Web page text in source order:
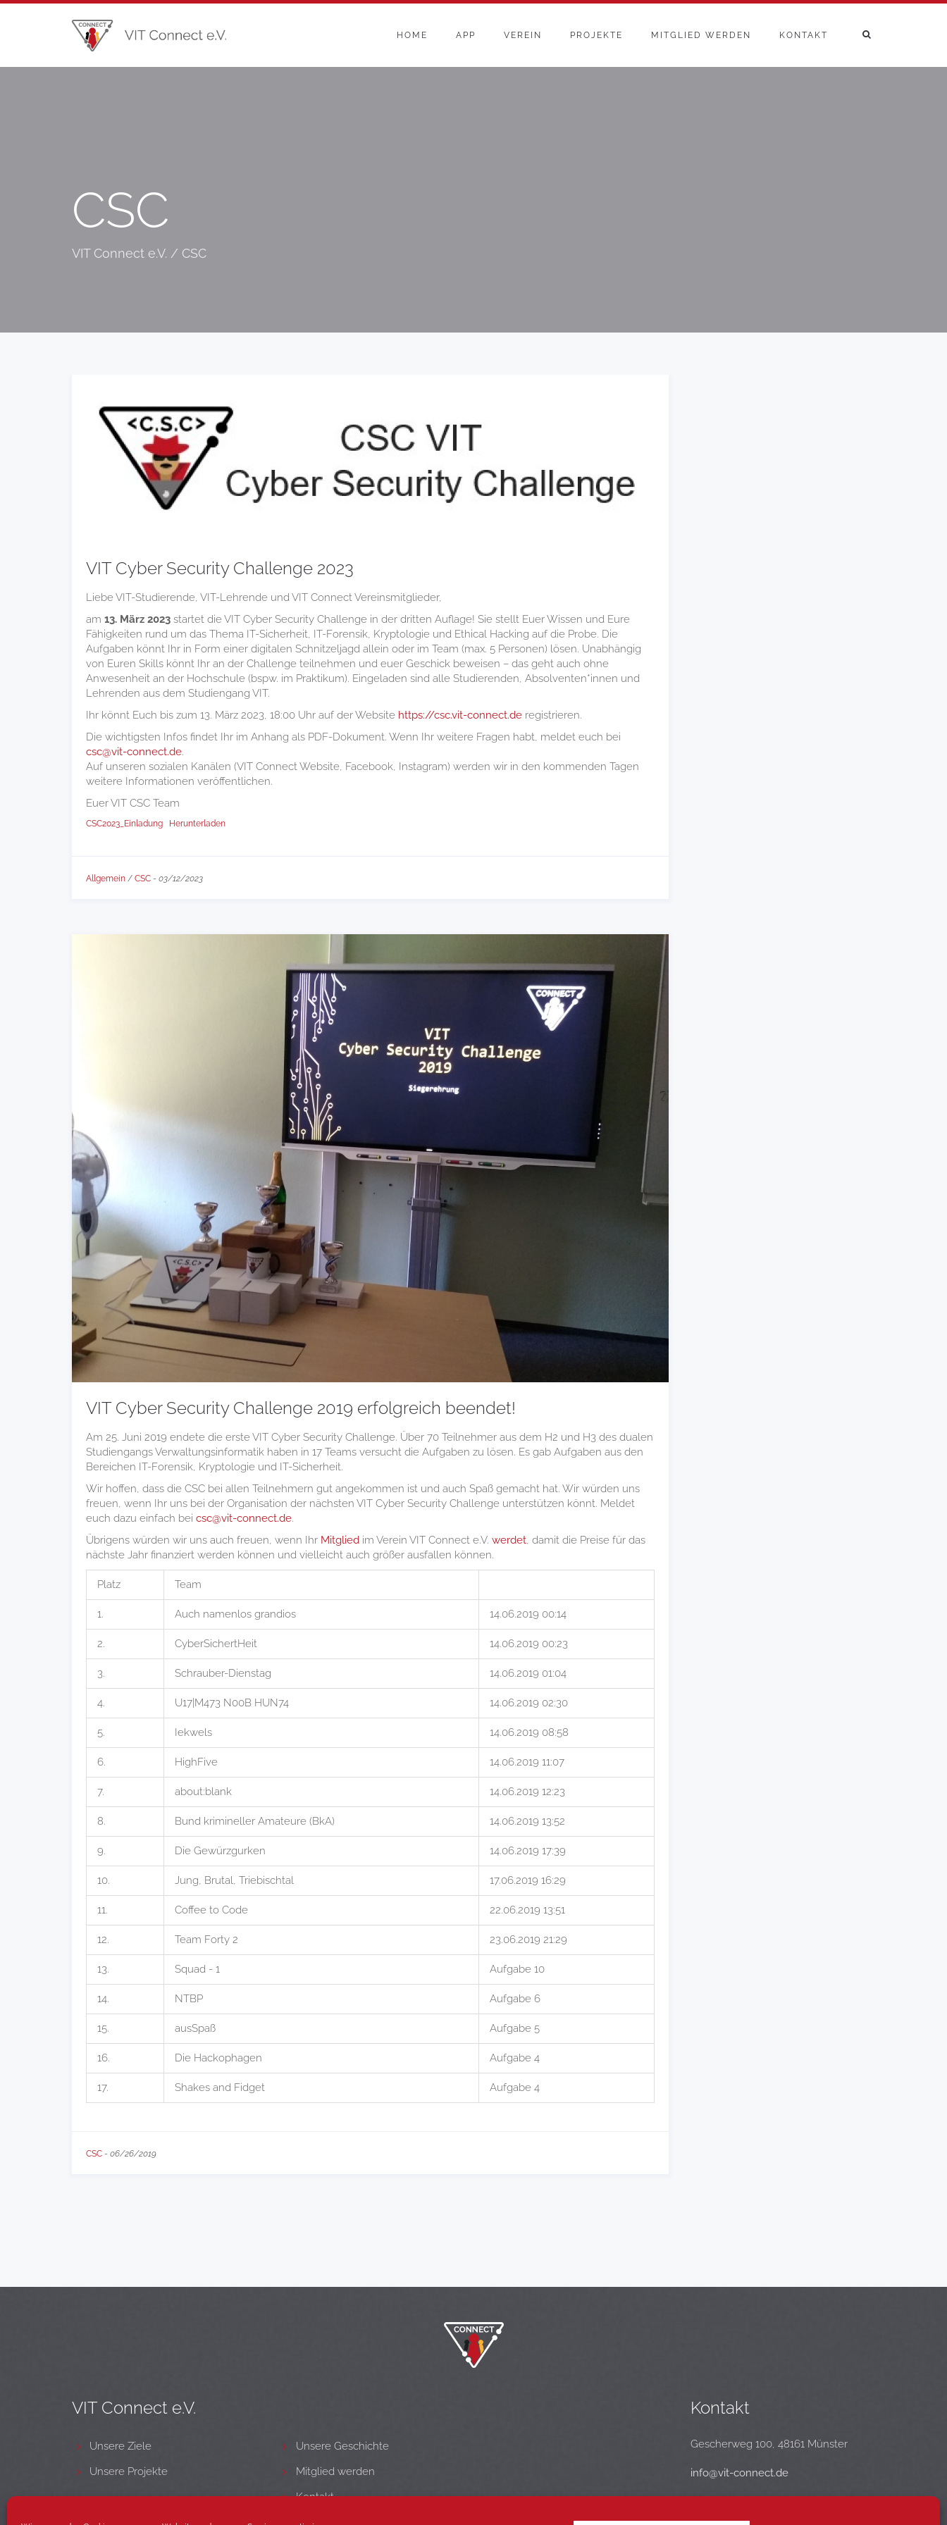
HOME APP VEREIN PROJEKTE MITGLIED WERDEN KONTAKT
CSC
VIT Connect e.V. / CSC
VIT Cyber Security Challenge 2023
Liebe VIT-Studierende, VIT-Lehrende und VIT Connect Vereinsmitglieder,
am 13. März 2023 startet die VIT Cyber Security Challenge in der dritten Auflage! Sie stellt Euer Wissen und Eure
Fähigkeiten rund um das Thema IT-Sicherheit, IT-Forensik, Kryptologie und Ethical Hacking auf die Probe. Die
Aufgaben könnt Ihr in Form einer digitalen Schnitzeljagd allein oder im Team (max. 5 Personen) lösen. Unabhängig
von Euren Skills könnt Ihr an der Challenge teilnehmen und euer Geschick beweisen – das geht auch ohne
Anwesenheit an der Hochschule (bspw. im Praktikum). Eingeladen sind alle Studierenden, Absolventen*innen und
Lehrenden aus dem Studiengang VIT.
Ihr könnt Euch bis zum 13. März 2023, 18:00 Uhr auf der Website https://csc.vit-connect.de registrieren.
Die wichtigsten Infos findet Ihr im Anhang als PDF-Dokument. Wenn Ihr weitere Fragen habt, meldet euch bei
csc@vit-connect.de.
Auf unseren sozialen Kanälen (VIT Connect Website, Facebook, Instagram) werden wir in den kommenden Tagen
weitere Informationen veröffentlichen.
Euer VIT CSC Team
CSC2023_Einladung Herunterladen
Allgemein / CSC - 03/12/2023
VIT Cyber Security Challenge 2019 erfolgreich beendet!
Am 25. Juni 2019 endete die erste VIT Cyber Security Challenge. Über 70 Teilnehmer aus dem H2 und H3 des dualen
Studiengangs Verwaltungsinformatik haben in 17 Teams versucht die Aufgaben zu lösen. Es gab Aufgaben aus den
Bereichen IT-Forensik, Kryptologie und IT-Sicherheit.
Wir hoffen, dass die CSC bei allen Teilnehmern gut angekommen ist und auch Spaß gemacht hat. Wir würden uns
freuen, wenn Ihr uns bei der Organisation der nächsten VIT Cyber Security Challenge unterstützen könnt. Meldet
euch dazu einfach bei csc@vit-connect.de.
Übrigens würden wir uns auch freuen, wenn Ihr Mitglied im Verein VIT Connect e.V. werdet , damit die Preise für das
nächste Jahr finanziert werden können und vielleicht auch größer ausfallen können.
Platz Team
1. Auch namenlos grandios 14.06.2019 00:14
2. CyberSichertHeit 14.06.2019 00:23
3. Schrauber-Dienstag 14.06.2019 01:04
4. U17|M473 N00B HUN74 14.06.2019 02:30
5. Iekwels 14.06.2019 08:58
6. HighFive 14.06.2019 11:07
7. about:blank 14.06.2019 12:23
8. Bund krimineller Amateure (BkA) 14.06.2019 13:52
9. Die Gewürzgurken 14.06.2019 17:39
10. Jung, Brutal, Triebischtal 17.06.2019 16:29
11. Coffee to Code 22.06.2019 13:51
12. Team Forty 2 23.06.2019 21:29
13. Squad - 1 Aufgabe 10
14. NTBP Aufgabe 6
15. ausSpaß Aufgabe 5
16. Die Hackophagen Aufgabe 4
17. Shakes and Fidget Aufgabe 4
CSC - 06/26/2019
VIT Connect e.V.
Unsere Ziele
Unsere Projekte
Unsere Geschichte
Mitglied werden
Kontakt
Kontakt
Gescherweg 100, 48161 Münster
info@vit-connect.de